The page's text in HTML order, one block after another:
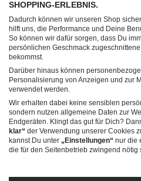
Jobs
Impressum
AGB
Datenschutz
Du hast Fragen?
© 2026 Trendline Collection GmbH –
SHOPPING-ERLEBNIS.
Dadurch können wir unseren Shop
hilft uns, die Performance und Deine
So können wir dafür sorgen, dass Du
persönlichen Geschmack
bekommst.
Darüber hinaus können
Personalisierung von Anzeigen und zur
verwendet werden.
Wir erhalten dabei keine sensiblen
sondern nutzen allgemeine Daten zur
Endgeräten. Klingt das gut für Dich?
klar“ der Verwendung unserer Cookies
kannst Du unter „Einstellungen“ nur die
die für den Seitenbetrieb zwingend nötig